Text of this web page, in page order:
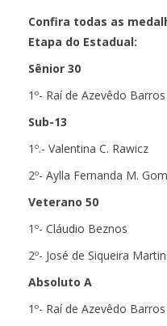
Confira todas as
Etapa do Estadual:
Sênior 30
1º- Raí de Azevêdo Barros
Sub-13
1º.- Valentina C. Rawicz
2º- Aylla Fernanda M.
Veterano 50
1º- Cláudio Beznos
2º- José de Siqueira
Absoluto A
1º- Raí de Azevêdo Barros